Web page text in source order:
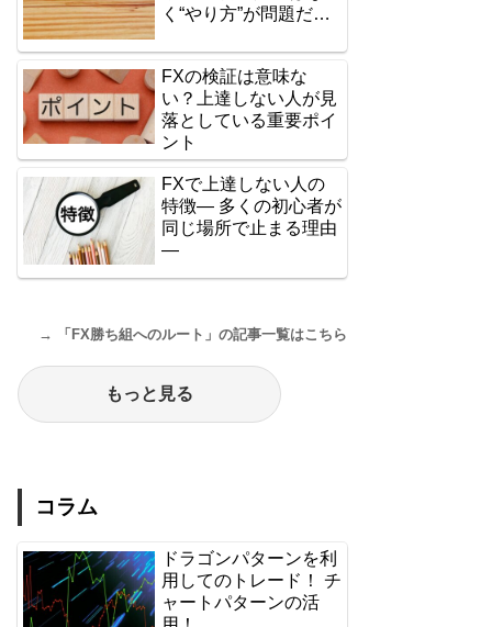
く“やり方”が問題だっ
FXの検証は意味な
い？上達しない人が見
落としている重要ポイ
ント
FXで上達しない人の
特徴― 多くの初心者が
同じ場所で止まる理由
―
→ 「FX勝ち組へのルート」の記事一覧はこちら
もっと見る
コラム
ドラゴンパターンを利
用してのトレード！ チ
ャートパターンの活